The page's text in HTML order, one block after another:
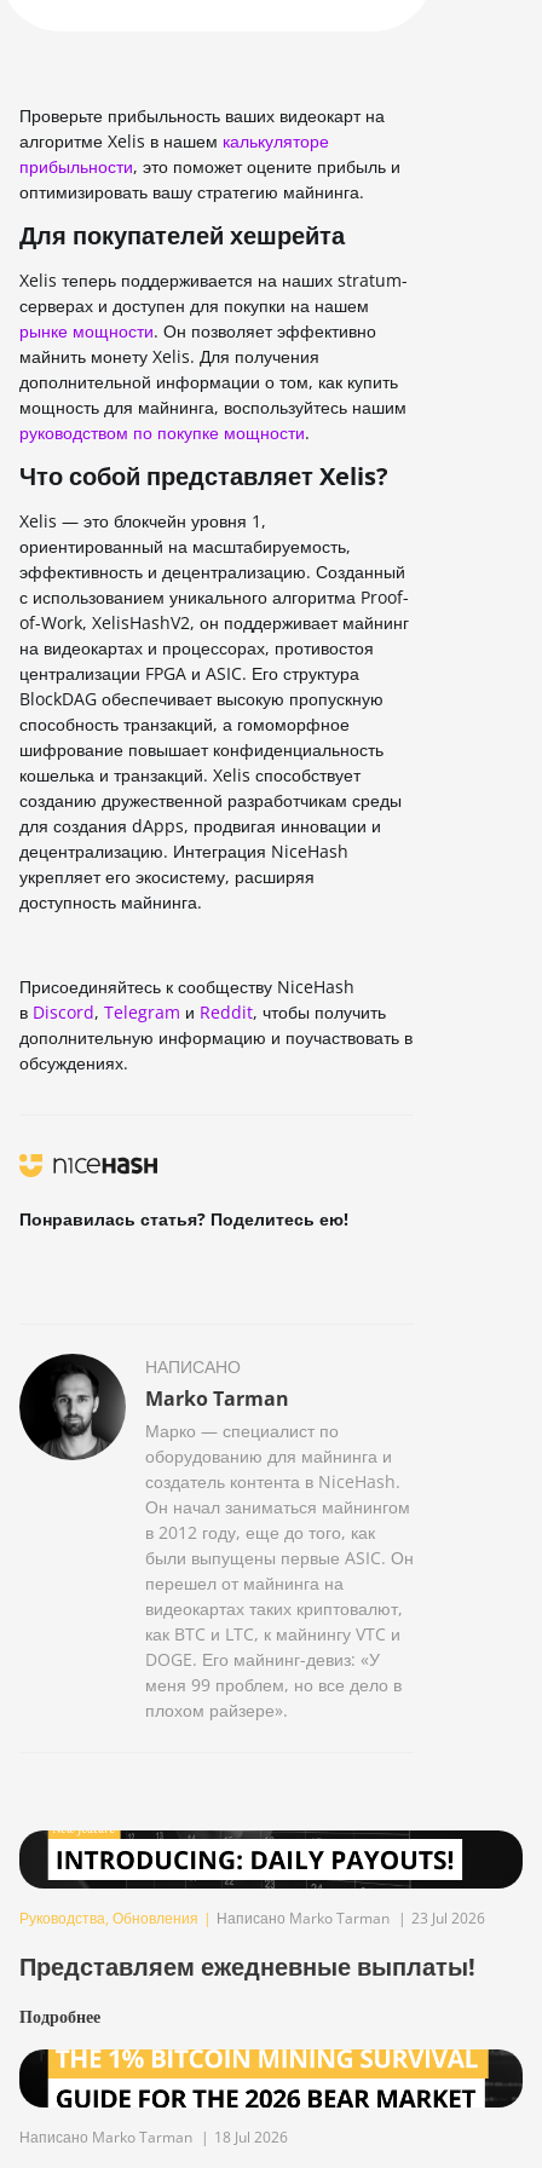
OCTOPUS
AUTOLYKOS
KHEAVYHASH
NEXAPOW
FISHHASH
Проверьте прибыльность ваших видеокарт на
алгоритме Xelis в нашем калькуляторе
прибыльности, это поможет оцените прибыль и
оптимизировать вашу стратегию майнинга.
Для покупателей хешрейта
Xelis теперь поддерживается на наших stratum-
серверах и доступен для покупки на нашем
рынке мощности. Он позволяет эффективно
майнить монету Xelis. Для получения
дополнительной информации о том, как купить
мощность для майнинга, воспользуйтесь нашим
руководством по покупке мощности.
Что собой представляет Xelis?
Xelis — это блокчейн уровня 1,
ориентированный на масштабируемость,
эффективность и децентрализацию. Созданный
с использованием уникального алгоритма Proof-
of-Work, XelisHashV2, он поддерживает майнинг
на видеокартах и процессорах, противостоя
централизации FPGA и ASIC. Его структура
BlockDAG обеспечивает высокую пропускную
способность транзакций, а гомоморфное
шифрование повышает конфиденциальность
кошелька и транзакций. Xelis способствует
созданию дружественной разработчикам среды
для создания dApps, продвигая инновации и
децентрализацию. Интеграция NiceHash
укрепляет его экосистему, расширяя
доступность майнинга.
Присоединяйтесь к сообществу NiceHash
в Discord, Telegram и Reddit, чтобы получить
дополнительную информацию и поучаствовать в
обсуждениях.
Понравилась статья? Поделитесь ею!
НАПИСАНО
Marko Tarman
Марко — специалист по
оборудованию для майнинга и
создатель контента в NiceHash.
Он начал заниматься майнингом
в 2012 году, еще до того, как
были выпущены первые ASIC. Он
перешел от майнинга на
видеокартах таких криптовалют,
как BTC и LTC, к майнингу VTC и
DOGE. Его майнинг-девиз: «У
меня 99 проблем, но все дело в
плохом райзере».
Руководства, Обновления | Написано Marko Tarman | 23 Jul 2026
Представляем ежедневные выплаты!
Подробнее
Написано Marko Tarman | 18 Jul 2026